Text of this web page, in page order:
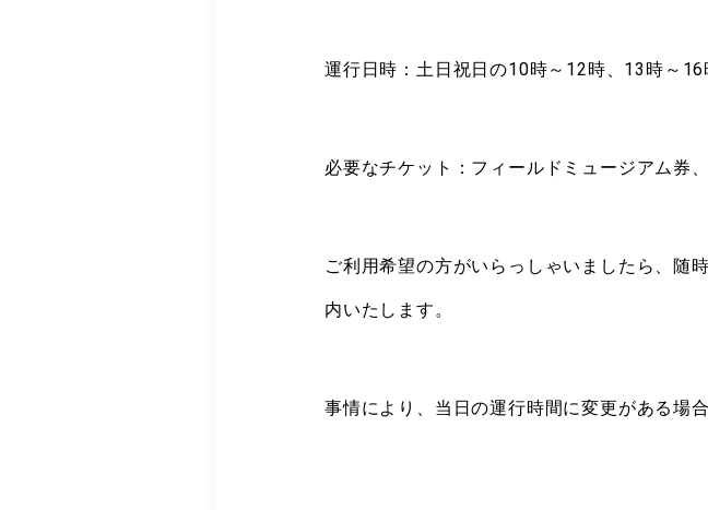
運行日時：土日祝日の10時～12時、13時～16
必要なチケット：フィールドミュージアム券
ご利用希望の方がいらっしゃいましたら、随
内いたします。
事情により、当日の運行時間に変更がある場